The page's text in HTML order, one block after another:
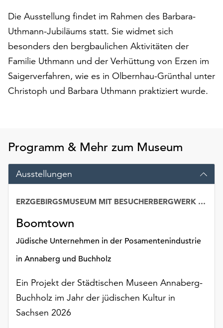
auf
„Alle
akzeptieren“,
um
alle
Cookies
zu
akzeptieren.
jederzeit
und
widerrufen.
steht
Ihnen
am
Ende
Seite
Schaltfläche
„Cookie-
Einstellungen“
zur
Die Ausstellung findet im Rahmen des Barbara-
Uthmann-Jubiläums statt. Sie widmet sich
besonders den bergbaulichen Aktivitäten der
Familie Uthmann und der Verhüttung von Erzen im
Saigerverfahren, wie es in Olbernhau-Grünthal unter
Christoph und Barbara Uthmann praktiziert wurde.
Programm & Mehr zum Museum
Ausstellungen
Boomtown
Jüdische Unternehmen in der Posamentenindustrie
in Annaberg und Buchholz
ERZGEBIRGSMUSEUM MIT BESUCHERBERGWERK „IM GÖSSNER“
Ein Projekt der Städtischen Museen Annaberg-
Buchholz im Jahr der jüdischen Kultur in
Sachsen 2026